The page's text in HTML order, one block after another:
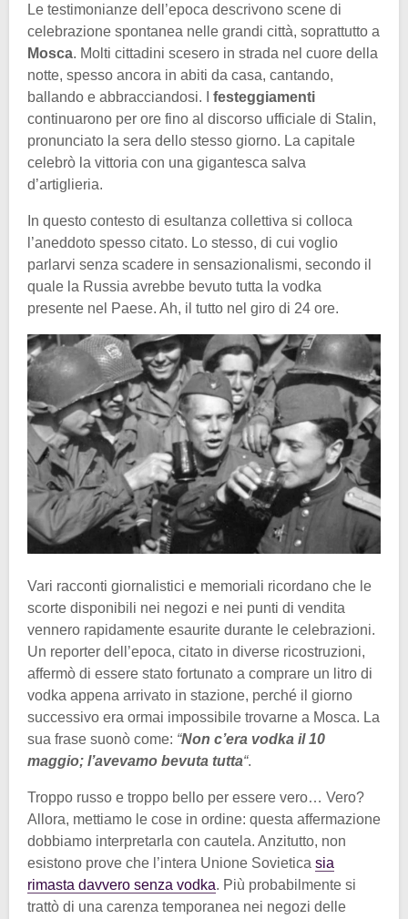
Le testimonianze dell’epoca descrivono scene di
celebrazione spontanea nelle grandi città, soprattutto a
Mosca. Molti cittadini scesero in strada nel cuore della
notte, spesso ancora in abiti da casa, cantando,
ballando e abbracciandosi. I festeggiamenti
continuarono per ore fino al discorso ufficiale di Stalin,
pronunciato la sera dello stesso giorno. La capitale
celebrò la vittoria con una gigantesca salva
d’artiglieria.
In questo contesto di esultanza collettiva si colloca
l’aneddoto spesso citato. Lo stesso, di cui voglio
parlarvi senza scadere in sensazionalismi, secondo il
quale la Russia avrebbe bevuto tutta la vodka
presente nel Paese. Ah, il tutto nel giro di 24 ore.
Vari racconti giornalistici e memoriali ricordano che le
scorte disponibili nei negozi e nei punti di vendita
vennero rapidamente esaurite durante le celebrazioni.
Un reporter dell’epoca, citato in diverse ricostruzioni,
affermò di essere stato fortunato a comprare un litro di
vodka appena arrivato in stazione, perché il giorno
successivo era ormai impossibile trovarne a Mosca. La
sua frase suonò come: “Non c’era vodka il 10
maggio; l’avevamo bevuta tutta“.
Troppo russo e troppo bello per essere vero… Vero?
Allora, mettiamo le cose in ordine: questa affermazione
dobbiamo interpretarla con cautela. Anzitutto, non
esistono prove che l’intera Unione Sovietica sia
rimasta davvero senza vodka. Più probabilmente si
trattò di una carenza temporanea nei negozi delle